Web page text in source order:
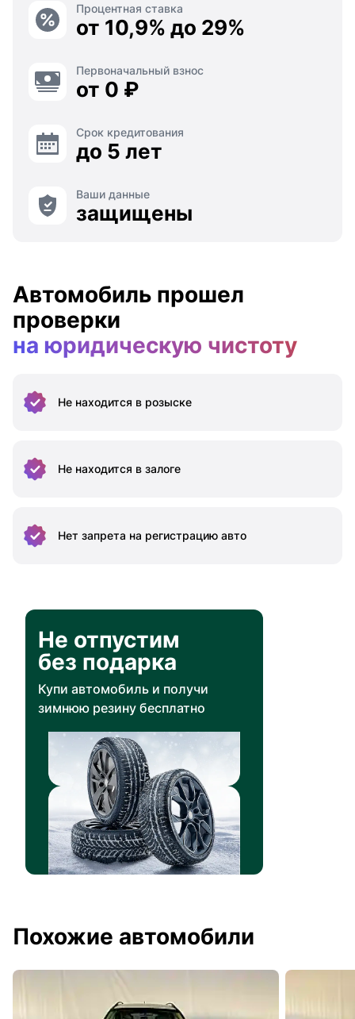
Процентная ставка
от 10,9% до 29%
Первоначальный взнос
от 0 ₽
Срок кредитования
до 5 лет
Ваши данные
защищены
Автомобиль прошел
проверки
на юридическую чистоту
Не находится в розыске
Не находится в залоге
Нет запрета на регистрацию авто
Не отпустим
без подарка
Купи автомобиль и получи
зимнюю резину бесплатно
Похожие автомобили